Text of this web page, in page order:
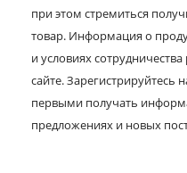
при этом стремиться
товар. Информация о
и условиях
сайте. Зарегистрируйтесь
первыми получать
предложениях и новых